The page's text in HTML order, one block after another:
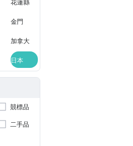
金門
加拿大
日本
競標品
二手品